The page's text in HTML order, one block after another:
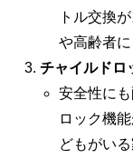
トル交換
や高齢者
チャイルドロ
安全性に
ロック機
どもがい